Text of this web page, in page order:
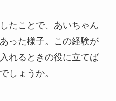
たことで、あいちゃん
った様子。この経験が
れるときの役に立てば
しょうか。